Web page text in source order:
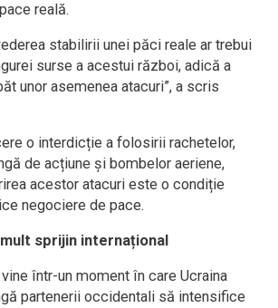
reală.
stabilirii unei păci reale ar trebui
surse a acestui război, adică a
unor asemenea atacuri”, a scris
o interdicție a folosirii rachetelor,
de acțiune și bombelor aeriene,
acestor atacuri este o condiție
negociere de pace.
sprijin internațional
într-un moment în care Ucraina
partenerii occidentali să intensifice